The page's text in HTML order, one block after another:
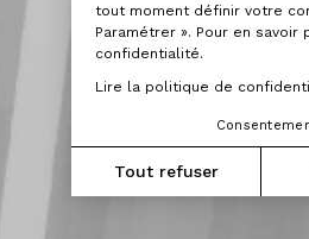
tout moment définir votre
Paramétrer ». Pour en
confidentialité.
Lire la politique de
Tout refuser